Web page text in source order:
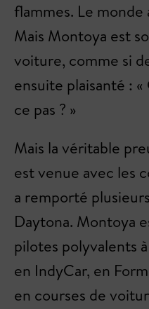
flammes. Le
Mais Montoya est
voiture, comme si
ensuite plaisanté :
ce pas ? »
Mais la véritable
est venue avec les
a remporté
Daytona. Montoya
pilotes polyvalents
en IndyCar, en
en courses de